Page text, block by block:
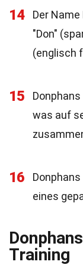
14
Der
"Don"
(englisch
15
was auf
16
eines
Training